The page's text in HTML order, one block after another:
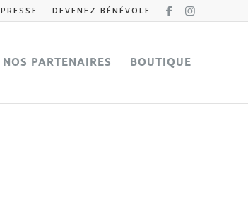
PRESSE DEVENEZ BÉNÉVOLE
NOS PARTENAIRES BOUTIQUE